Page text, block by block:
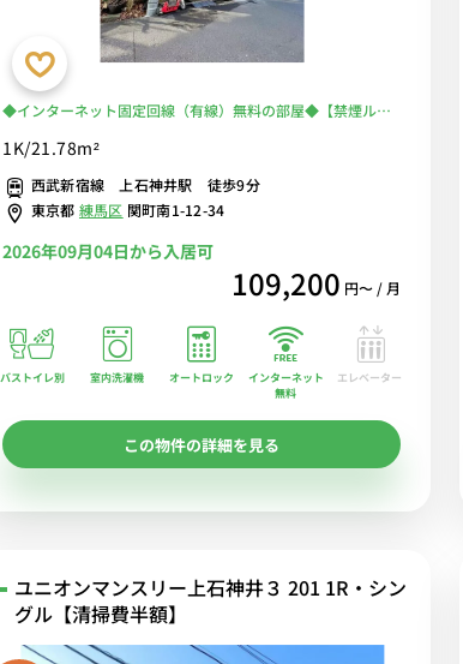
◆インターネット固定回線（有線）無料の部屋◆【禁煙ルー
備♪ソファや生活家電のあるお部屋/西武新宿線沿線/高田馬
場駅まで2駅＆西部新宿駅まで乗換なし
1K/21.78m²
西武新宿線 上石神井駅 徒歩9分
東京都 練馬区 関町南1-12-34
2026年09月04日から入居可
109,200 円〜 / 月
バストイレ別 室内洗濯機 オートロック
インターネット
無料
エレベーター
この物件の詳細を見る
ユニオンマンスリー上石神井３ 201 1R・シン
グル【清掃費半額】